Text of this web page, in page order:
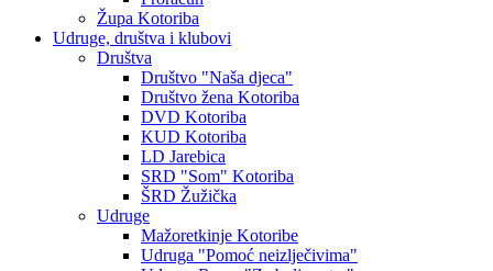
Župa Kotoriba
Udruge, društva i klubovi
Društva
Društvo "Naša djeca"
Društvo žena Kotoriba
DVD Kotoriba
KUD Kotoriba
LD Jarebica
SRD "Som" Kotoriba
ŠRD Žužička
Udruge
Mažoretkinje Kotoribe
Udruga "Pomoć neizlječivima"